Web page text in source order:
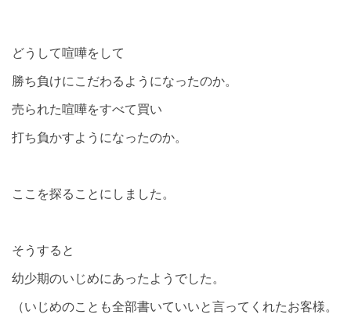
どうして喧嘩をして
勝ち負けにこだわるようになったのか。
売られた喧嘩をすべて買い
打ち負かすようになったのか。
ここを探ることにしました。
そうすると
幼少期のいじめにあったようでした。
（いじめのことも全部書いていいと言ってくれたお客様。